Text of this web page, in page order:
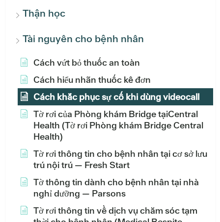
Thận học
Tài nguyên cho bệnh nhân
Cách vứt bỏ thuốc an toàn
Cách hiểu nhãn thuốc kê đơn
Cách khắc phục sự cố khi dùng videocall
Tờ rơi của Phòng khám Bridge tạiCentral
Health (Tờ rơi Phòng khám Bridge Central
Health)
Tờ rơi thông tin cho bệnh nhân tại cơ sở lưu
trú nội trú — Fresh Start
Tờ thông tin dành cho bệnh nhân tại nhà
nghỉ dưỡng — Parsons
Tờ rơi thông tin về dịch vụ chăm sóc tạm